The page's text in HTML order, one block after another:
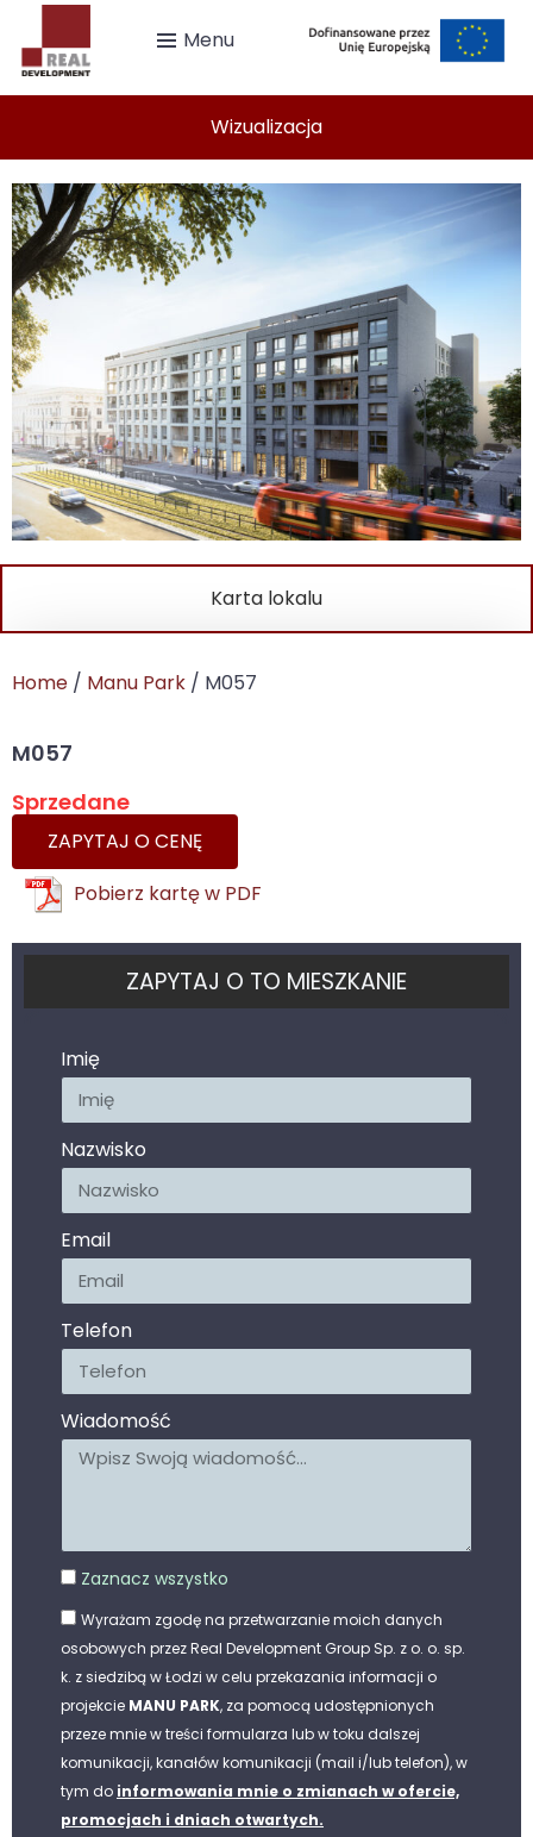
Menu
Wizualizacja
Karta lokalu
Home / Manu Park / M057
M057
Sprzedane
ZAPYTAJ O CENĘ
Pobierz kartę w PDF
ZAPYTAJ O TO MIESZKANIE
Imię
Nazwisko
Email
Telefon
Wiadomość
Zaznacz wszystko
Wyrażam zgodę na przetwarzanie moich danych
osobowych przez Real Development Group Sp. z o. o. sp.
k. z siedzibą w Łodzi w celu przekazania informacji o
projekcie MANU PARK, za pomocą udostępnionych
przeze mnie w treści formularza lub w toku dalszej
komunikacji, kanałów komunikacji (mail i/lub telefon), w
tym do informowania mnie o zmianach w ofercie,
promocjach i dniach otwartych.